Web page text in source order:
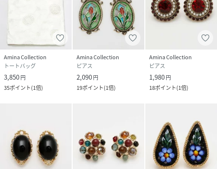
Amina Collection
トートバッグ
3,850円
35ポイント(1倍)
Amina Collection
ピアス
2,090円
19ポイント(1倍)
Amina Collection
ピアス
1,980円
18ポイント(1倍)